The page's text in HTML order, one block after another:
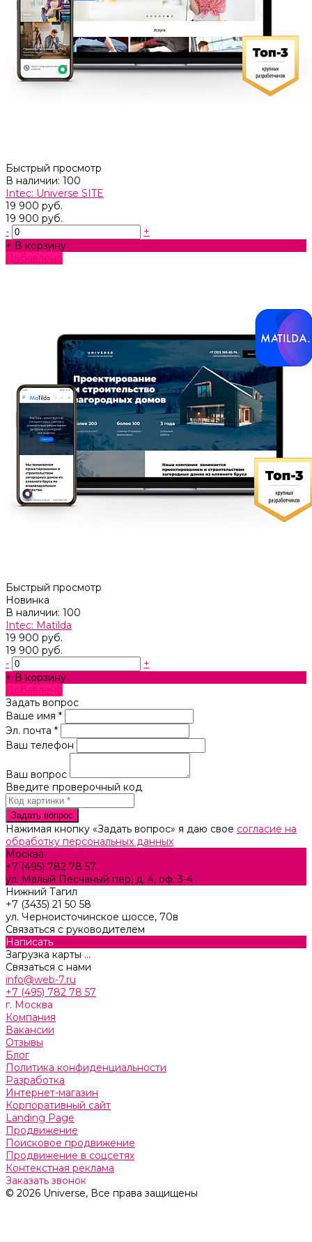
Быстрый просмотр
В наличии: 100
Intec: Universe SITE
19 900 руб.
19 900 руб.
-
+
+ В корзину
Добавлено
Быстрый просмотр
Новинка
В наличии: 100
Intec: Matilda
19 900 руб.
19 900 руб.
-
+
+ В корзину
Добавлено
Задать вопрос
Ваше имя *
Эл. почта *
Ваш телефон
Ваш вопрос
Введите проверочный код
Нажимая кнопку «Задать вопрос» я даю свое согласие на
обработку персональных данных
Москва
+7 (495) 782 78 57
ул. Малый Песчаный пер, д. 4, оф. 3-4
Нижний Тагил
+7 (3435) 21 50 58
ул. Черноисточинское шоссе, 70в
Связаться с руководителем
Написать
Загрузка карты ...
Связаться с нами
info@web-7.ru
+7 (495) 782 78 57
г. Москва
Компания
Вакансии
Отзывы
Блог
Политика конфиденциальности
Разработка
Интернет-магазин
Корпоративный сайт
Landing Page
Продвижение
Поисковое продвижение
Продвижение в соцсетях
Контекстная реклама
Заказать звонок
© 2026 Universe, Все права защищены